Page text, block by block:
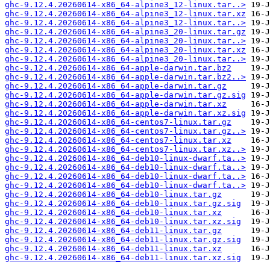
ghc-9.12.4.20260614-x86_64-alpine3_12-linux.tar..>
ghc-9.12.4.20260614-x86_64-alpine3_12-linux.tar.xz
ghc-9.12.4.20260614-x86_64-alpine3_12-linux.tar..>
ghc-9.12.4.20260614-x86_64-alpine3_20-linux.tar.gz
ghc-9.12.4.20260614-x86_64-alpine3_20-linux.tar..>
ghc-9.12.4.20260614-x86_64-alpine3_20-linux.tar.xz
ghc-9.12.4.20260614-x86_64-alpine3_20-linux.tar..>
ghc-9.12.4.20260614-x86_64-apple-darwin.tar.bz2
ghc-9.12.4.20260614-x86_64-apple-darwin.tar.bz2..>
ghc-9.12.4.20260614-x86_64-apple-darwin.tar.gz
ghc-9.12.4.20260614-x86_64-apple-darwin.tar.gz.sig
ghc-9.12.4.20260614-x86_64-apple-darwin.tar.xz
ghc-9.12.4.20260614-x86_64-apple-darwin.tar.xz.sig
ghc-9.12.4.20260614-x86_64-centos7-linux.tar.gz
ghc-9.12.4.20260614-x86_64-centos7-linux.tar.gz..>
ghc-9.12.4.20260614-x86_64-centos7-linux.tar.xz
ghc-9.12.4.20260614-x86_64-centos7-linux.tar.xz..>
ghc-9.12.4.20260614-x86_64-deb10-linux-dwarf.ta..>
ghc-9.12.4.20260614-x86_64-deb10-linux-dwarf.ta..>
ghc-9.12.4.20260614-x86_64-deb10-linux-dwarf.ta..>
ghc-9.12.4.20260614-x86_64-deb10-linux-dwarf.ta..>
ghc-9.12.4.20260614-x86_64-deb10-linux.tar.gz
ghc-9.12.4.20260614-x86_64-deb10-linux.tar.gz.sig
ghc-9.12.4.20260614-x86_64-deb10-linux.tar.xz
ghc-9.12.4.20260614-x86_64-deb10-linux.tar.xz.sig
ghc-9.12.4.20260614-x86_64-deb11-linux.tar.gz
ghc-9.12.4.20260614-x86_64-deb11-linux.tar.gz.sig
ghc-9.12.4.20260614-x86_64-deb11-linux.tar.xz
ghc-9.12.4.20260614-x86_64-deb11-linux.tar.xz.sig